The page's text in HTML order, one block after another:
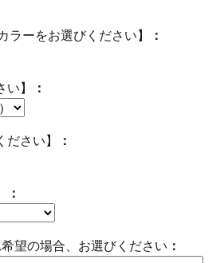
ラーをお選びください】
】
さい】
望の場合、お選びください